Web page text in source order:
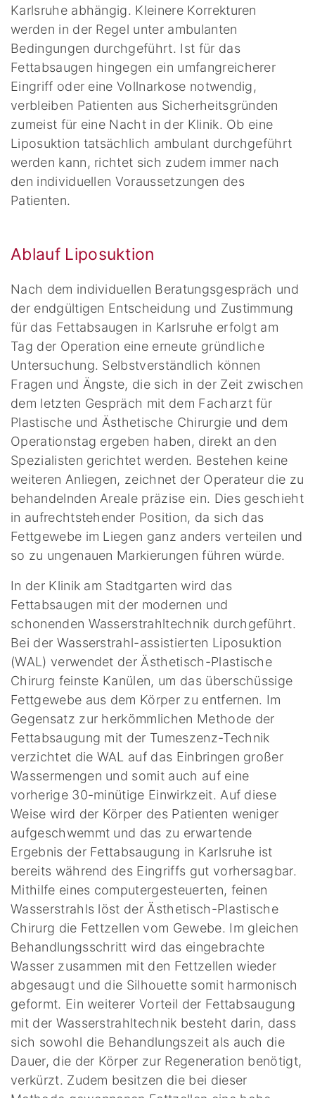
Karlsruhe abhängig. Kleinere Korrekturen
werden in der Regel unter ambulanten
Bedingungen durchgeführt. Ist für das
Fettabsaugen hingegen ein umfangreicherer
Eingriff oder eine Vollnarkose notwendig,
verbleiben Patienten aus Sicherheitsgründen
zumeist für eine Nacht in der Klinik. Ob eine
Liposuktion tatsächlich ambulant durchgeführt
werden kann, richtet sich zudem immer nach
den individuellen Voraussetzungen des
Patienten.
Ablauf Liposuktion
Nach dem individuellen Beratungsgespräch und
der endgültigen Entscheidung und Zustimmung
für das Fettabsaugen in Karlsruhe erfolgt am
Tag der Operation eine erneute gründliche
Untersuchung. Selbstverständlich können
Fragen und Ängste, die sich in der Zeit zwischen
dem letzten Gespräch mit dem Facharzt für
Plastische und Ästhetische Chirurgie und dem
Operationstag ergeben haben, direkt an den
Spezialisten gerichtet werden. Bestehen keine
weiteren Anliegen, zeichnet der Operateur die zu
behandelnden Areale präzise ein. Dies geschieht
in aufrechtstehender Position, da sich das
Fettgewebe im Liegen ganz anders verteilen und
so zu ungenauen Markierungen führen würde.
In der Klinik am Stadtgarten wird das
Fettabsaugen mit der modernen und
schonenden Wasserstrahltechnik durchgeführt.
Bei der Wasserstrahl-assistierten Liposuktion
(WAL) verwendet der Ästhetisch-Plastische
Chirurg feinste Kanülen, um das überschüssige
Fettgewebe aus dem Körper zu entfernen. Im
Gegensatz zur herkömmlichen Methode der
Fettabsaugung mit der Tumeszenz-Technik
verzichtet die WAL auf das Einbringen großer
Wassermengen und somit auch auf eine
vorherige 30-minütige Einwirkzeit. Auf diese
Weise wird der Körper des Patienten weniger
aufgeschwemmt und das zu erwartende
Ergebnis der Fettabsaugung in Karlsruhe ist
bereits während des Eingriffs gut vorhersagbar.
Mithilfe eines computergesteuerten, feinen
Wasserstrahls löst der Ästhetisch-Plastische
Chirurg die Fettzellen vom Gewebe. Im gleichen
Behandlungsschritt wird das eingebrachte
Wasser zusammen mit den Fettzellen wieder
abgesaugt und die Silhouette somit harmonisch
geformt. Ein weiterer Vorteil der Fettabsaugung
mit der Wasserstrahltechnik besteht darin, dass
sich sowohl die Behandlungszeit als auch die
Dauer, die der Körper zur Regeneration benötigt,
verkürzt. Zudem besitzen die bei dieser